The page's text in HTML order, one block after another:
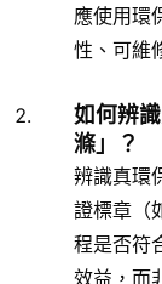
應使用環
性、可維
如何辨
滌」？
辨識真環
證標章（
程是否符
效益，而